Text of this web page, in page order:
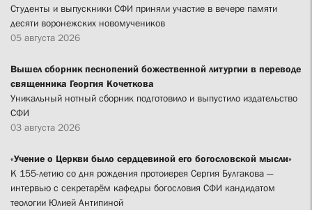
Студенты и выпускники СФИ приняли участие в вечере памяти
десяти воронежских новомучеников
05 августа 2026
Вышел сборник песнопений божественной литургии в переводе
священника Георгия Кочеткова
Уникальный нотный сборник подготовило и выпустило издательство
СФИ
03 августа 2026
«Учение о Церкви было сердцевиной его богословской мысли»
К 155-летию со дня рождения протоиерея Сергия Булгакова —
интервью с секретарём кафедры богословия СФИ кандидатом
теологии Юлией Антипиной